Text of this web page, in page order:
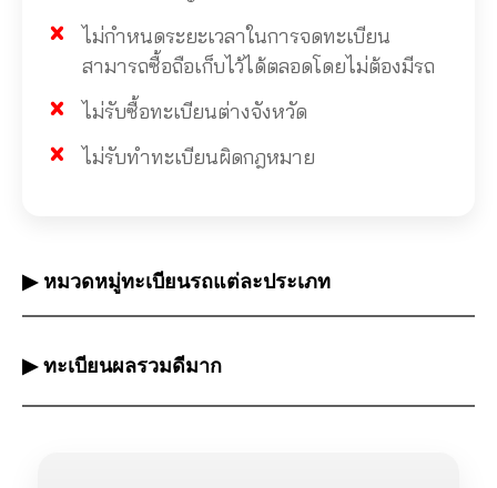
ไม่กำหนดระยะเวลาในการจดทะเบียน
สามารถซื้อถือเก็บไว้ได้ตลอดโดยไม่ต้องมีรถ
ไม่รับซื้อทะเบียนต่างจังหวัด
ไม่รับทำทะเบียนผิดกฎหมาย
▶ หมวดหมู่ทะเบียนรถแต่ละประเภท
▶ ทะเบียนผลรวมดีมาก